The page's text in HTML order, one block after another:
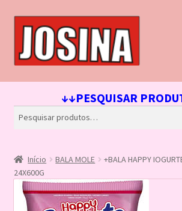
Pular
para
navegação
Pular
para
conteúdo
Início
Carrinho
Lista de Desejos
Loja
↓↓PESQUISAR
Início BALA MOLE
+BALA HAPPY
24X600G